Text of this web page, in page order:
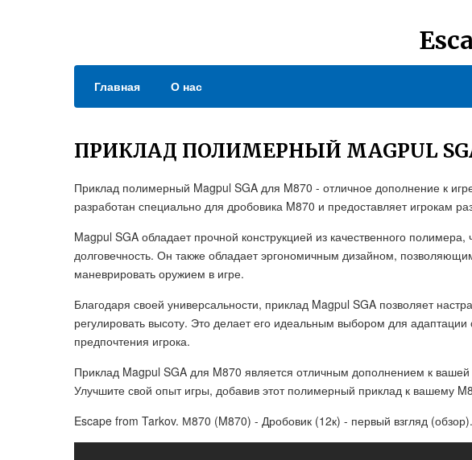
Главная О нас
ПРИКЛАД ПОЛИМЕРНЫЙ MAGPUL
Приклад полимерный Magpul SGA для M870 - отличное дополнение к
разработан специально для дробовика M870 и предоставляет игрокам
Magpul SGA обладает прочной конструкцией из качественного полимера,
долговечность. Он также обладает эргономичным дизайном,
маневрировать оружием в игре.
Благодаря своей универсальности, приклад Magpul SGA позволяет
регулировать высоту. Это делает его идеальным выбором для
предпочтения игрока.
Приклад Magpul SGA для M870 является отличным дополнением к вашей
Улучшите свой опыт игры, добавив этот полимерный приклад к вашему
Escape from Tarkov. М870 (M870) - Дробовик (12к) - первый взгляд